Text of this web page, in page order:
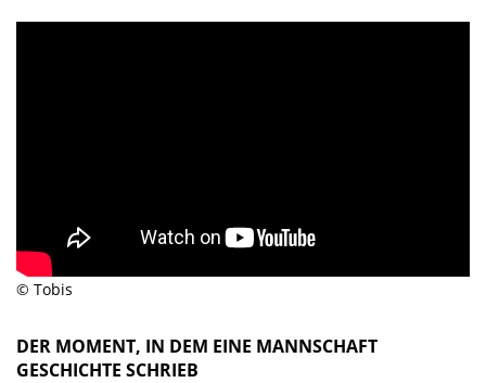
© Tobis
DER MOMENT, IN DEM EINE MANNSCHAFT
GESCHICHTE SCHRIEB